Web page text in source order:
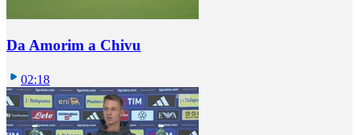
Da Amorim a Chivu
02:18